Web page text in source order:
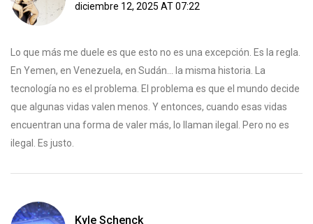
diciembre 12, 2025 AT 07:22
Lo que más me duele es que esto no es una excepción. Es la regla.
En Yemen, en Venezuela, en Sudán... la misma historia. La
tecnología no es el problema. El problema es que el mundo decide
que algunas vidas valen menos. Y entonces, cuando esas vidas
encuentran una forma de valer más, lo llaman ilegal. Pero no es
ilegal. Es justo.
Kyle Schenck